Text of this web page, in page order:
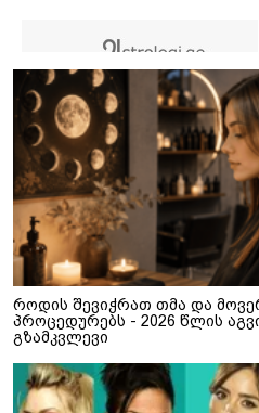
როდის შევიჭრათ თმა და
პროცედურებს - 2026 წლის
გზამკვლევი